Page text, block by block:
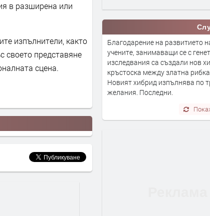
в разширена или
изпълнители, както
своето представяне
сцена.
Благодарение на развитието
учените, занимаващи се с
изследвания са създали нов
кръстоска между златна рибка
Новият хибрид изпълнява по
желания. Последни.